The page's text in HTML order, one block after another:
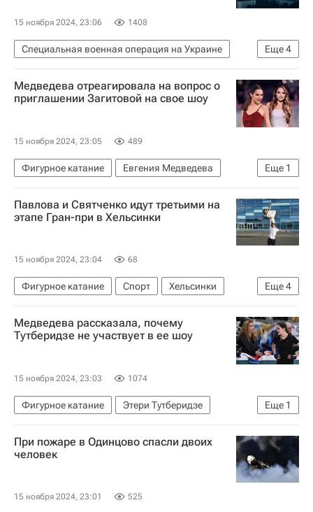
15 ноября 2024, 23:06 1408
Еще4
Специальная военная операция на Украине
В мире
Украина
Вооруженные силы Украины
Медведева отреагировала на вопрос о
приглашении Загитовой на свое шоу
15 ноября 2024, 23:05 489
Еще 1
Фигурное катание
Евгения Медведева
Алина Загитова
Павлова и Святченко идут третьими на
этапе Гран-при в Хельсинки
15 ноября 2024, 23:04 68
Еще4
Фигурное катание Спорт
Хельсинки
Алексей Святченко
Мария Павлова
Филиппо Амброзини
Медведева рассказала, почему
Тутберидзе не участвует в ее шоу
15 ноября 2024, 23:03 1074
Еще 1
Фигурное катание
Этери Тутберидзе
Евгения Медведева
При пожаре в Одинцово спасли двоих
человек
15 ноября 2024, 23:01 525